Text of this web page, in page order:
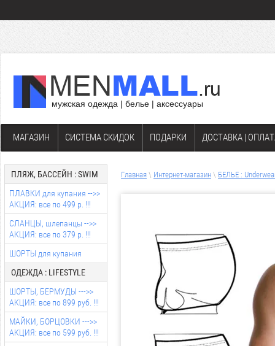
мужская одежда | белье | аксессуары
МАГАЗИН СИСТЕМА СКИДОК ПОДАРКИ ДОСТАВКА |
Главная \ Интернет-магазин \ БЕЛЬЕ :
ПЛЯЖ, БАССЕЙН : SWIM
ПЛАВКИ для купания -->>
АКЦИЯ: все по 499 р. !!!
СЛАНЦЫ, шлепанцы -->>
АКЦИЯ: все по 379 р. !!!
ШОРТЫ для купания
ОДЕЖДА : LIFESTYLE
ШОРТЫ, БЕРМУДЫ --->>
АКЦИЯ: все по 899 руб. !!!
МАЙКИ, БОРЦОВКИ --->>
АКЦИЯ: все по 599 руб. !!!